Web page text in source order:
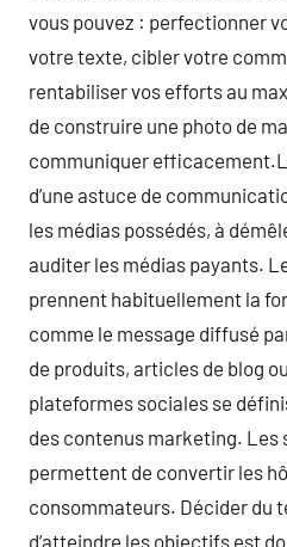
vous pouvez : perfectionner
votre texte, cibler votre
rentabiliser vos efforts au
de construire une photo de
communiquer
d’une astuce de
les médias possédés, à
auditer les médias payants.
prennent habituellement la
comme le message diffusé
de produits, articles de blog
plateformes sociales se
des contenus marketing. Les
permettent de convertir les
consommateurs. Décider du
d’atteindre les objectifs est